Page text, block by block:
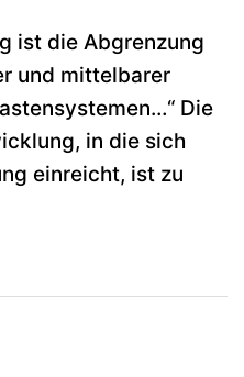
ist die Abgrenzung
und mittelbarer
Die
in die sich
einreicht, ist zu